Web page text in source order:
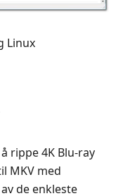
Linux
rippe 4K Blu-ray
MKV med
de enkleste